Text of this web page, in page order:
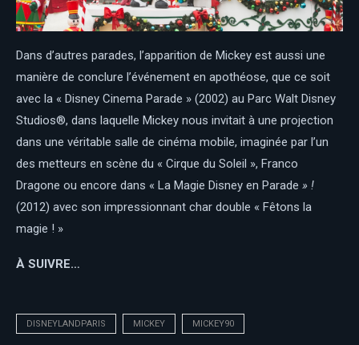
Dans d’autres parades, l’apparition de Mickey est aussi une
manière de conclure l’événement en apothéose, que ce soit
avec la « Disney Cinema Parade » (2002) au Parc Walt Disney
Studios®, dans laquelle Mickey nous invitait à une projection
dans une véritable salle de cinéma mobile, imaginée par l’un
des metteurs en scène du « Cirque du Soleil », Franco
Dragone ou encore dans « La Magie Disney en Parade » !
(2012) avec son impressionnant char double « Fêtons la
magie ! »
À SUIVRE…
DISNEYLANDPARIS MICKEY MICKEY90